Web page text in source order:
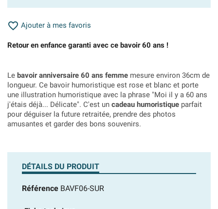
 Ajouter à mes favoris
Retour en enfance garanti avec ce bavoir 60 ans !
Le bavoir anniversaire 60 ans femme mesure environ 36cm de
longueur. Ce bavoir humoristique est rose et blanc et porte
une illustration humoristique avec la phrase "Moi il y a 60 ans
j'étais déjà... Délicate". C'est un cadeau humoristique parfait
pour déguiser la future retraitée, prendre des photos
amusantes et garder des bons souvenirs.
DÉTAILS DU PRODUIT
Référence BAVF06-SUR